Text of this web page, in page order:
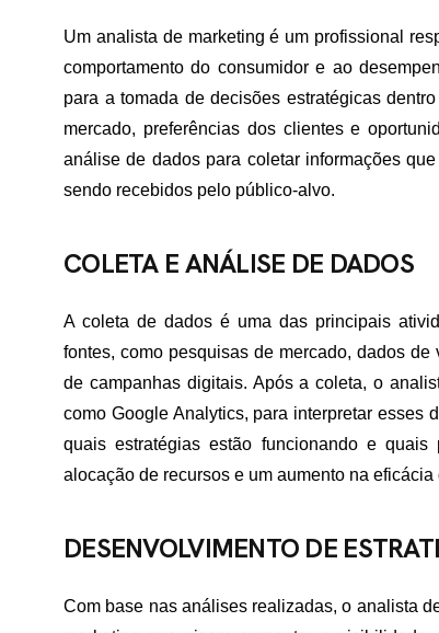
Um analista de marketing é um profissional
comportamento do consumidor e ao
para a tomada de decisões estratégicas
mercado, preferências dos clientes e
análise de dados para coletar informações
sendo recebidos pelo público-alvo.
COLETA E ANÁLISE DE DADOS
A coleta de dados é uma das principais
fontes, como pesquisas de mercado, dados
de campanhas digitais. Após a coleta, o
como Google Analytics, para interpretar esses
quais estratégias estão funcionando e
alocação de recursos e um aumento na eficácia
DESENVOLVIMENTO DE
Com base nas análises realizadas, o analista